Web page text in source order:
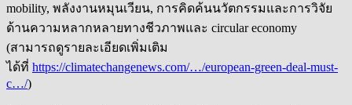
mobility, พลังงานหมุนเวียน, การคิดค้นนวัตกรรมและการวิจัย
ด้านความหลากหลายทางชีวภาพและ circular economy
(สามารถดูรายละเอียดเพิ่มเติม
ได้ที่ https://climatechangenews.com/…/european-green-deal-must-
c…/)